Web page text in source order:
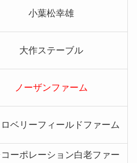
小葉松幸雄
大作ステーブル
ノーザンファーム
ロベリーフィールドファーム
ーポレーション白老ファー